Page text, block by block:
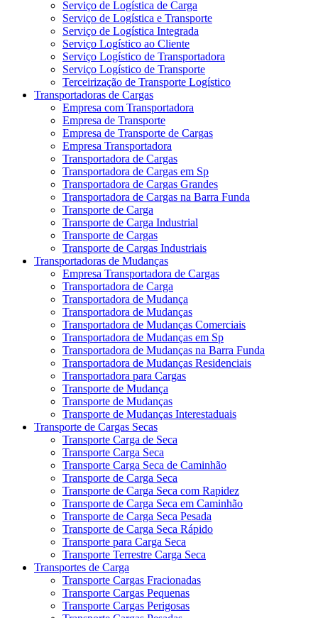
Serviço de Logística de Carga
Serviço de Logística e Transporte
Serviço de Logística Integrada
Serviço Logístico ao Cliente
Serviço Logístico de Transportadora
Serviço Logístico de Transporte
Terceirização de Transporte Logístico
Transportadoras de Cargas
Empresa com Transportadora
Empresa de Transporte
Empresa de Transporte de Cargas
Empresa Transportadora
Transportadora de Cargas
Transportadora de Cargas em Sp
Transportadora de Cargas Grandes
Transportadora de Cargas na Barra Funda
Transporte de Carga
Transporte de Carga Industrial
Transporte de Cargas
Transporte de Cargas Industriais
Transportadoras de Mudanças
Empresa Transportadora de Cargas
Transportadora de Carga
Transportadora de Mudança
Transportadora de Mudanças
Transportadora de Mudanças Comerciais
Transportadora de Mudanças em Sp
Transportadora de Mudanças na Barra Funda
Transportadora de Mudanças Residenciais
Transportadora para Cargas
Transporte de Mudança
Transporte de Mudanças
Transporte de Mudanças Interestaduais
Transporte de Cargas Secas
Transporte Carga de Seca
Transporte Carga Seca
Transporte Carga Seca de Caminhão
Transporte de Carga Seca
Transporte de Carga Seca com Rapidez
Transporte de Carga Seca em Caminhão
Transporte de Carga Seca Pesada
Transporte de Carga Seca Rápido
Transporte para Carga Seca
Transporte Terrestre Carga Seca
Transportes de Carga
Transporte Cargas Fracionadas
Transporte Cargas Pequenas
Transporte Cargas Perigosas